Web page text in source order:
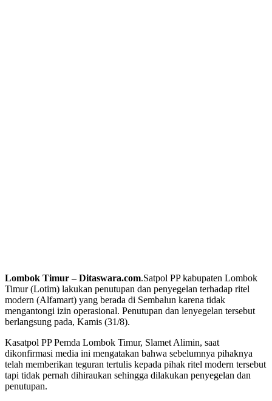
Lombok Timur – Ditaswara.com.Satpol PP kabupaten Lombok
Timur (Lotim) lakukan penutupan dan penyegelan terhadap ritel
modern (Alfamart) yang berada di Sembalun karena tidak
mengantongi izin operasional. Penutupan dan lenyegelan tersebut
berlangsung pada, Kamis (31/8).
Kasatpol PP Pemda Lombok Timur, Slamet Alimin, saat
dikonfirmasi media ini mengatakan bahwa sebelumnya pihaknya
telah memberikan teguran tertulis kepada pihak ritel modern tersebut
tapi tidak pernah dihiraukan sehingga dilakukan penyegelan dan
penutupan.